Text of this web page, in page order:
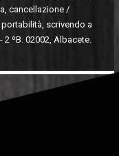
cancellazione /
scrivendo a
2 ºB. 02002, Albacete.